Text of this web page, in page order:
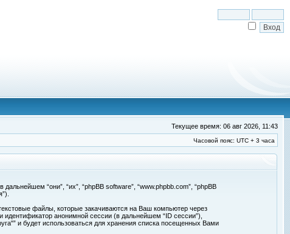
Текущее время: 06 авг 2026, 11:43
Часовой пояс: UTC + 3 часа
“они”, “их”, “phpBB software”, “www.phpbb.com”, “phpBB
файлы, которые закачиваются на Ваш компьютер через
анонимной сессии (в дальнейшем “ID сессии”),
и будет использоваться для хранения списка посещенных Вами